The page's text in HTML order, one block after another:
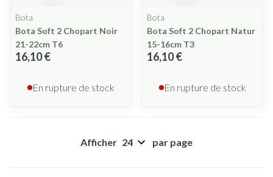
Bota
Bota Soft 2 Chopart Noir
21-22cm T6
16,10 €
En rupture de stock
Bota
Bota Soft 2 Chopart Natur
15-16cm T3
16,10 €
En rupture de stock
Afficher par page